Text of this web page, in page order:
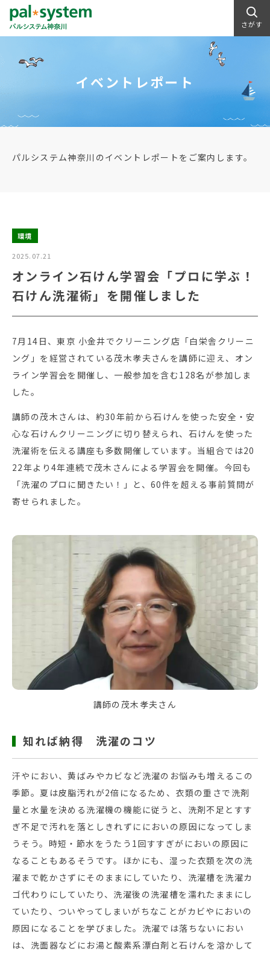
さがす
イベントレポート
パルシステム神奈川のイベントレポートをご案内します。
環境
2025.07.21
オンライン石けん学習会「プロに学ぶ！
石けん洗濯術」を開催しました
7月14日、東京 小金井でクリーニング店「白栄舎クリーニ
ング」を経営されている茂木孝夫さんを講師に迎え、オン
ライン学習会を開催し、一般参加を含む128名が参加しま
した。
講師の茂木さんは、約30年前から石けんを使った安全・安
心な石けんクリーニングに切り替えられ、石けんを使った
洗濯術を伝える講座も多数開催しています。当組合では20
22年より4年連続で茂木さんによる学習会を開催。今回も
「洗濯のプロに聞きたい！」と、60件を超える事前質問が
寄せられました。
講師の茂木孝夫さん
知れば納得 洗濯のコツ
汗やにおい、黄ばみやカビなど洗濯のお悩みも増えるこの
季節。夏は皮脂汚れが2倍になるため、衣類の重さで洗剤
量と水量を決める洗濯機の機能に従うと、洗剤不足とすす
ぎ不足で汚れを落としきれずににおいの原因になってしま
うそう。時短・節水をうたう1回すすぎがにおいの原因に
なることもあるそうです。ほかにも、湿った衣類を次の洗
濯まで乾かさずにそのままにしていたり、洗濯槽を洗濯カ
ゴ代わりにしていたり、洗濯後の洗濯槽を濡れたままにし
ていたり、ついやってしまいがちなことがカビやにおいの
原因になることを学びました。洗濯では落ちないにおい
は、洗面器などにお湯と酸素系漂白剤と石けんを溶かして